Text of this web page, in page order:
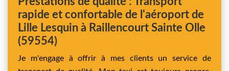
rapide et confortable de l'aéroport de
Lille Lesquin à Raillencourt Sainte Olle
(59554)
Je m'engage à offrir à mes clients un service de